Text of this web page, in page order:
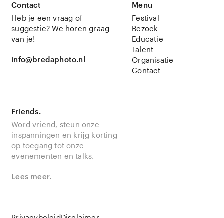
Contact
Heb je een vraag of
suggestie? We horen graag
van je!
info@bredaphoto.nl
Menu
Festival
Bezoek
Educatie
Talent
Organisatie
Contact
Friends.
Word vriend, steun onze
inspanningen en krijg korting
op toegang tot onze
evenementen en talks.
Lees meer.